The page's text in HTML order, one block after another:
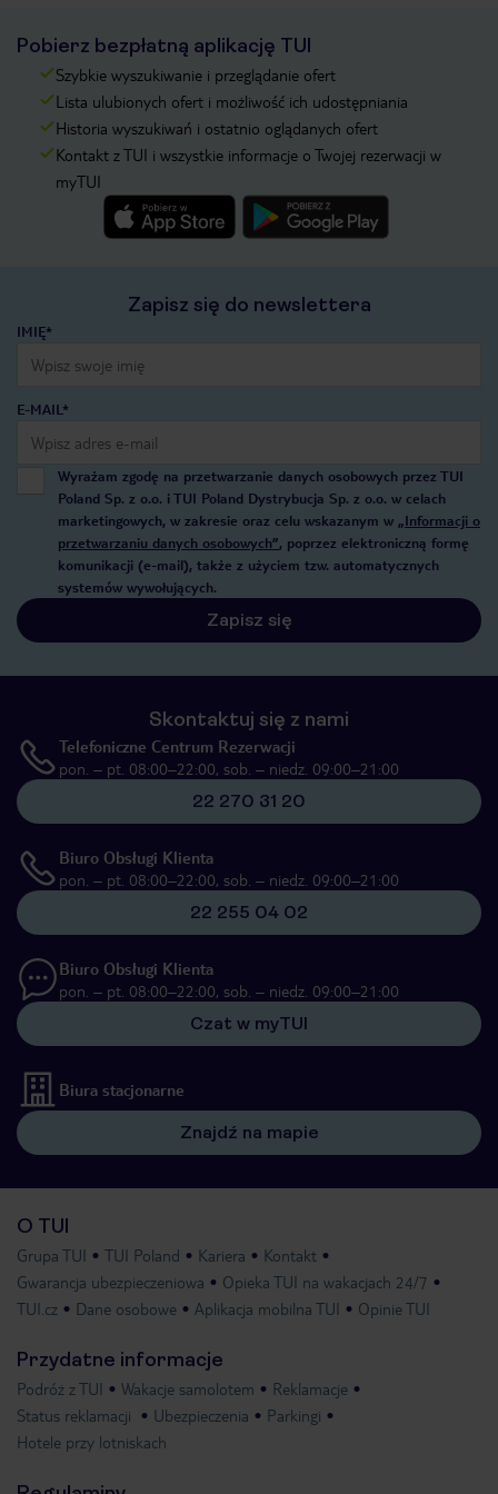
Pobierz bezpłatną aplikację TUI
Szybkie wyszukiwanie i przeglądanie ofert
Lista ulubionych ofert i możliwość ich udostępniania
Historia wyszukiwań i ostatnio oglądanych ofert
Kontakt z TUI i wszystkie informacje o Twojej rezerwacji w
myTUI
Zapisz się do newslettera
IMIĘ*
E-MAIL*
Wyrażam zgodę na przetwarzanie danych osobowych przez TUI
Poland Sp. z o.o. i TUI Poland Dystrybucja Sp. z o.o. w celach
marketingowych, w zakresie oraz celu wskazanym w „Informacji o
przetwarzaniu danych osobowych”, poprzez elektroniczną formę
komunikacji (e-mail), także z użyciem tzw. automatycznych
systemów wywołujących.
Zapisz się
Skontaktuj się z nami
Telefoniczne Centrum Rezerwacji
pon. – pt. 08:00–22:00, sob. – niedz. 09:00–21:00
22 270 31 20
Biuro Obsługi Klienta
pon. – pt. 08:00–22:00, sob. – niedz. 09:00–21:00
22 255 04 02
Biuro Obsługi Klienta
pon. – pt. 08:00–22:00, sob. – niedz. 09:00–21:00
Czat w myTUI
Biura stacjonarne
Znajdź na mapie
O TUI
Grupa TUI TUI Poland Kariera
Kontakt
Gwarancja ubezpieczeniowa
Opieka TUI na wakacjach 24/7
TUI.cz
Dane osobowe Aplikacja mobilna TUI Opinie TUI
Przydatne informacje
Podróż z TUI Wakacje samolotem
Reklamacje
Status reklamacji
Ubezpieczenia
Parkingi
Hotele przy lotniskach